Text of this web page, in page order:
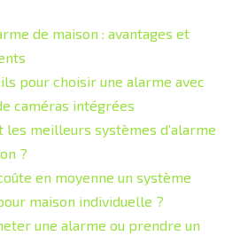
de maison : avantages et
pour choisir une alarme avec
caméras intégrées
les meilleurs systèmes d’alarme
?
en moyenne un système
maison individuelle ?
une alarme ou prendre un